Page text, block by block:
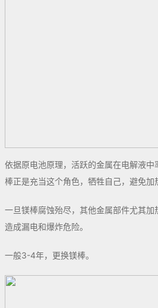
依据原电池原理，活跃的金属在电解液
棒正是充当这个角色，牺牲自己，避免加
一旦镁棒腐蚀殆尽，其他金属部件尤其加
造成漏电和爆炸危险。
一般3-4年，更换镁棒。